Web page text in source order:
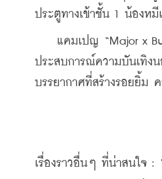
ประตูทางเข้าชั้น 1 น้องหมี
แคมเปญ “Major x
ประสบการณ์ความบันเทิง
บรรยากาศที่สร้างรอยยิ้ม
เรื่องราวอื่นๆ ที่น่าสนใจ :